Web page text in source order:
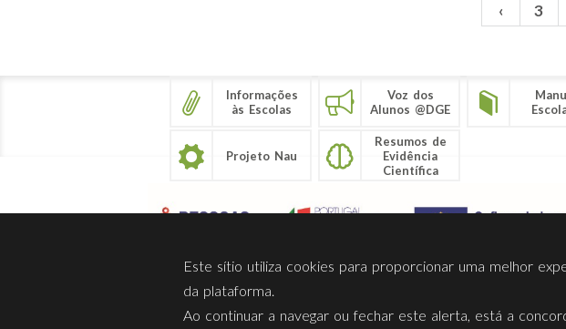
‹ 3
Informações
às Escolas
Voz dos
Alunos @DGE
Projeto Nau
Resumos de
Evidência
Científica
Sobre Nós Privacidade Termos Utilização
Este sítio utiliza cookies para proporcionar uma melhor
da plataforma.
Ao continuar a navegar ou fechar este alerta, está a